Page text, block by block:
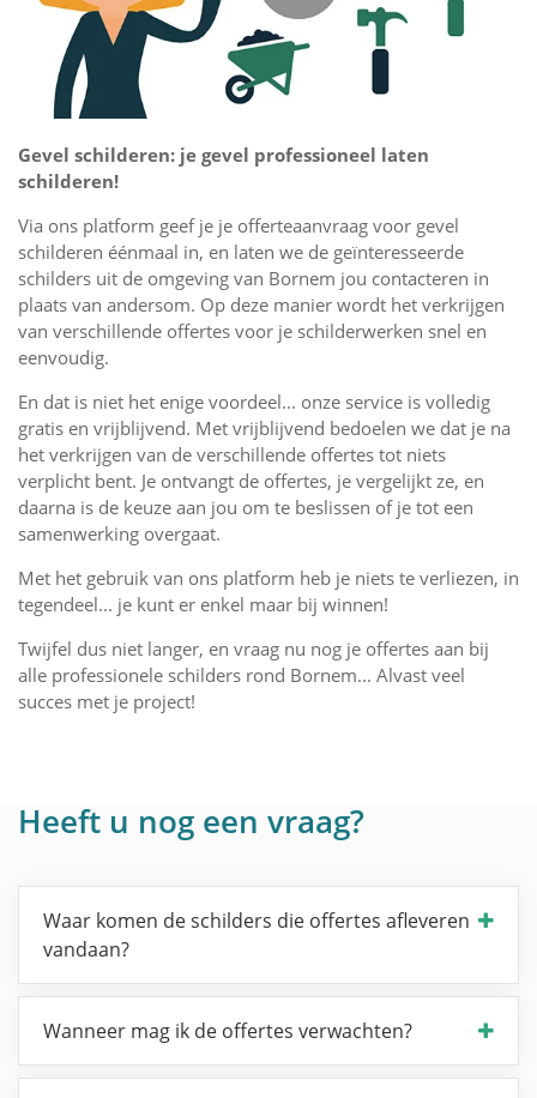
Gevel schilderen: je gevel professioneel laten
schilderen!
Via ons platform geef je je offerteaanvraag voor gevel
schilderen éénmaal in, en laten we de geïnteresseerde
schilders uit de omgeving van Bornem jou contacteren in
plaats van andersom. Op deze manier wordt het verkrijgen
van verschillende offertes voor je schilderwerken snel en
eenvoudig.
En dat is niet het enige voordeel... onze service is volledig
gratis en vrijblijvend. Met vrijblijvend bedoelen we dat je na
het verkrijgen van de verschillende offertes tot niets
verplicht bent. Je ontvangt de offertes, je vergelijkt ze, en
daarna is de keuze aan jou om te beslissen of je tot een
samenwerking overgaat.
Met het gebruik van ons platform heb je niets te verliezen, in
tegendeel... je kunt er enkel maar bij winnen!
Twijfel dus niet langer, en vraag nu nog je offertes aan bij
alle professionele schilders rond Bornem... Alvast veel
succes met je project!
Heeft u nog een vraag?
Waar komen de schilders die offertes afleveren
vandaan?
Wanneer mag ik de offertes verwachten?